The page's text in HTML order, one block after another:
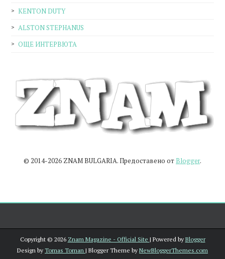
KENTON DUTY
ALSTON STEPHANUS
ОЩЕ ИНТЕРВЮТА
© 2014-2026 ZNAM BULGARIA. Предоставено от Blogger.
Copyright © 2026 Znam Magazine - Official Site | Powered by Blogger
Design by Tomas Toman | Blogger Theme by NewBloggerThemes.com